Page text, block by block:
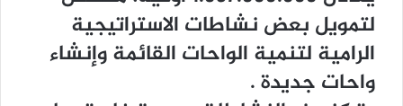
ﻟﺘﻤﻮﻳﻞ ﺑﻌﺾ ﻧﺸﺎﻃﺎﺕ ﺍﻻﺳﺘﺮﺍﺗﻴﺠﻴﺔ
ﺍﻟﺮﺍﻣﻴﺔ ﻟﺘﻨﻤﻴﺔ ﺍﻟﻮﺍﺣﺎﺕ ﺍﻟﻘﺎﺋﻤﺔ ﻭﺇﻧﺸﺎﺀ
ﻭﺍﺣﺎﺕ ﺟﺪﻳﺪﺓ .